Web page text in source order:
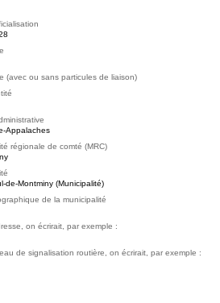
(avec ou sans particules de liaison)
Appalaches
régionale de comté (MRC)
de-Montminy (Municipalité)
de la municipalité
on écrirait, par exemple :
de signalisation routière, on écrirait, par exemple :